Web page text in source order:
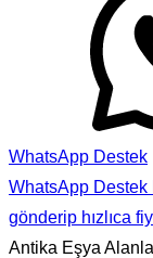
WhatsApp Destek
WhatsApp Destek
gönderip hızlıca
Antika Eşya